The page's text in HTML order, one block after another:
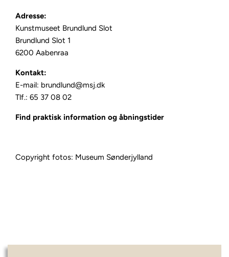
Adresse:
Kunstmuseet Brundlund Slot
Brundlund Slot 1
6200 Aabenraa
Kontakt:
E-mail: brundlund@msj.dk
Tlf.: 65 37 08 02
Find praktisk information og åbningstider
Copyright fotos: Museum Sønderjylland